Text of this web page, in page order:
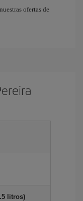
ofertas de
litros)